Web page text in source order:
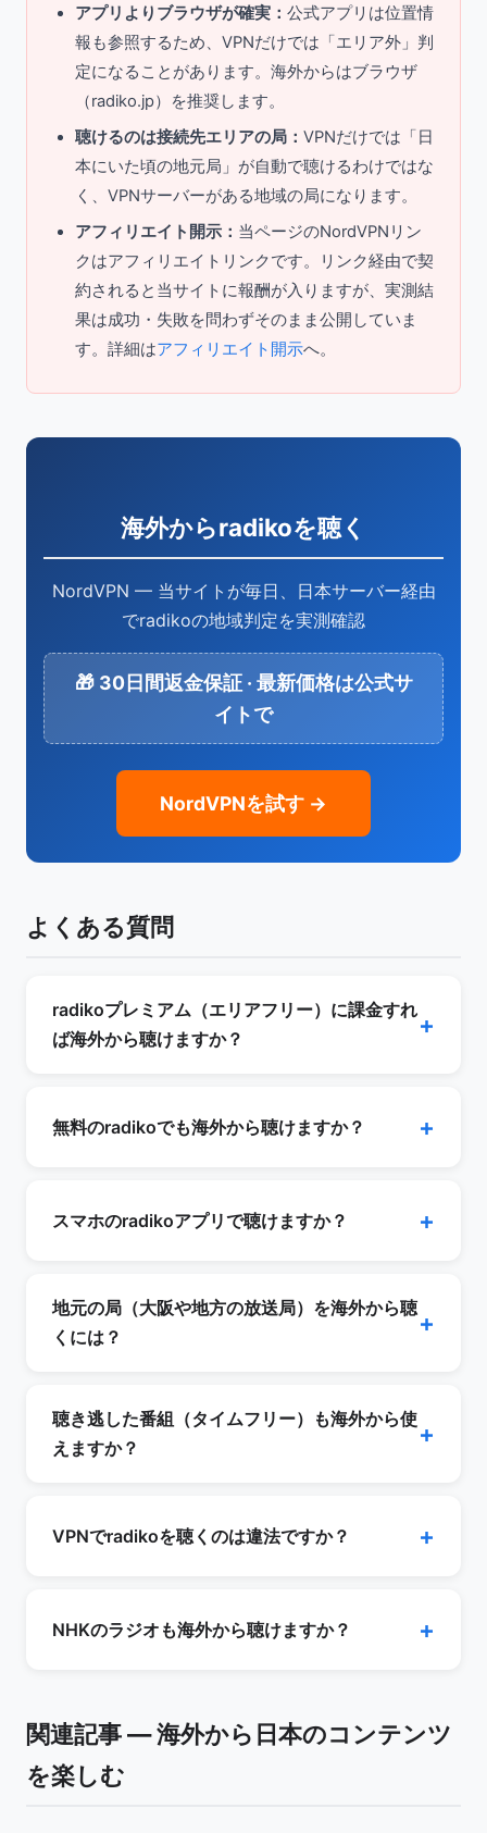
アプリよりブラウザが確実： 公式アプリは位置情
報も参照するため、VPNだけでは「エリア外」判
定になることがあります。海外からはブラウザ
（radiko.jp）を推奨します。
聴けるのは接続先エリアの局： VPNだけでは「日
本にいた頃の地元局」が自動で聴けるわけではな
く、VPNサーバーがある地域の局になります。
アフィリエイト開示： 当ページのNordVPNリン
クはアフィリエイトリンクです。リンク経由で契
約されると当サイトに報酬が入りますが、実測結
果は成功・失敗を問わずそのまま公開していま
す。詳細はアフィリエイト開示へ。
海外からradikoを聴く
NordVPN — 当サイトが毎日、日本サーバー経由
でradikoの地域判定を実測確認
🎁 30日間返金保証 · 最新価格は公式サ
イトで
NordVPNを試す →
よくある質問
radikoプレミアム（エリアフリー）に課金すれ
ば海外から聴けますか？
る地域以外の放送局を聴く」ための機能で、海外
ん。海外から聴くにはまずVPNで日本のIPアドレ
無料のradikoでも海外から聴けますか？
料のradiko（接続先サーバーのある地域の放送局
スマホのradikoアプリで聴けますか？
照するため、VPNでIPを日本にしても「エリア
外」と判定される場合があります。海外からは、
Google Playにのみ配信されています。
地元の局（大阪や地方の放送局）を海外から聴
くには？
サーバーがある地域」の放送局です。それ以外の
地域の局を聴きたい場合は、VPN（日本IP）に加
聴き逃した番組（タイムフリー）も海外から使
えますか？
生開始から24時間・1番組あたり合計3時間まで
ため公式でご確認ください。
VPNでradikoを聴くのは違法ですか？
radikoは正規の配信サービスであり、海賊版サイ
の自己責任です。本記事は法的助言ではありませ
ん。
NHKのラジオも海外から聴けますか？
NHKラジオ第2は2026年3月末で放送を終了し、
現在のNHKラジオは2波体制です。
関連記事 — 海外から日本のコンテンツ
を楽しむ